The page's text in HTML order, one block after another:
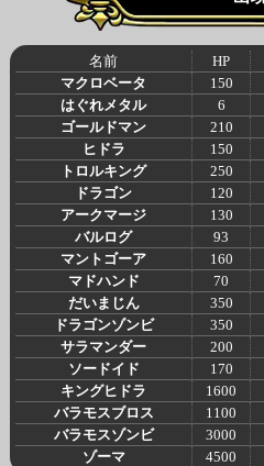
名前 HP
マクロベータ
150
はぐれメタル
6
ゴールドマン
210
ヒドラ
150
トロルキング
250
ドラゴン
120
アークマージ
130
バルログ
93
マントゴーア
160
マドハンド
70
だいまじん
350
ドラゴンゾンビ
350
サラマンダー
200
ソードイド
170
キングヒドラ
1600
バラモスブロス
1100
バラモスゾンビ
3000
ゾーマ
4500